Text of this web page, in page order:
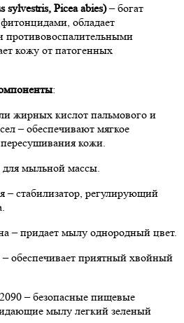
sylvestris, Picea abies)– богат
обладает
противовоспалительными
кожу от патогенных
:
жирных кислот пальмового и
– обеспечивают мягкое
кожи.
для мыльной массы.
– стабилизатор, регулирующий
– придает мылу однородный цвет.
– обеспечивает приятный хвойный
– безопасные пищевые
мылу легкий зеленый